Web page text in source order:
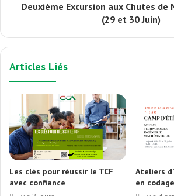
Deuxième Excursion aux Chutes de
(29 et 30 Juin)
Articles Liés
Les clés pour réussir le TCF
avec confiance
Ateliers
en